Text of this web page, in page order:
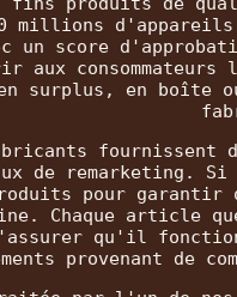
millions
un score
aux
surplus, en boîte
fournissent
de remarketing.
pour garantir
Chaque article
qu'il
provenant de